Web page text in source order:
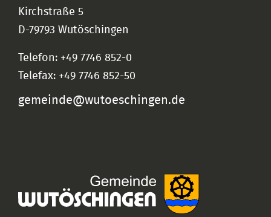
Kirchstraße 5
D-79793 Wutöschingen
Telefon: +49 7746 852-0
Telefax: +49 7746 852-50
gemeinde@wutoeschingen.de